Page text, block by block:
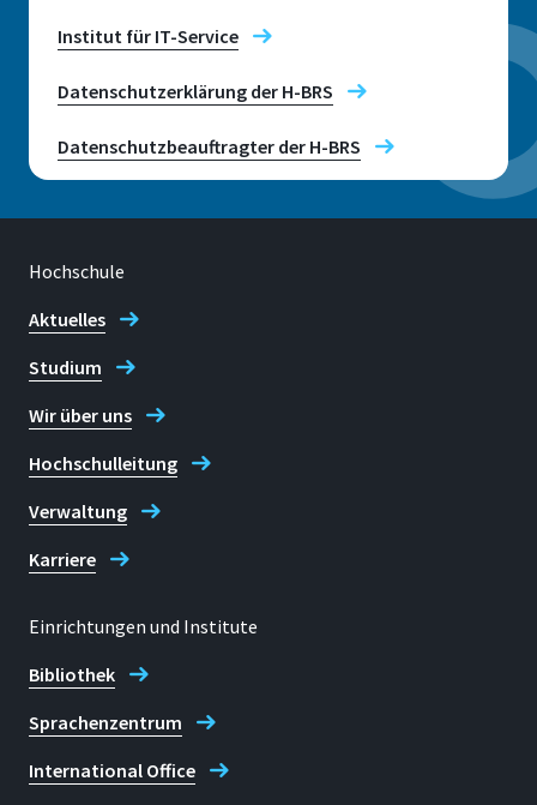
Institut für IT-Service
Datenschutzerklärung der H-BRS
Datenschutzbeauftragter der H-BRS
Hochschule
Aktuelles
Studium
Wir über uns
Hochschulleitung
Verwaltung
Karriere
Einrichtungen und Institute
Bibliothek
Sprachenzentrum
International Office